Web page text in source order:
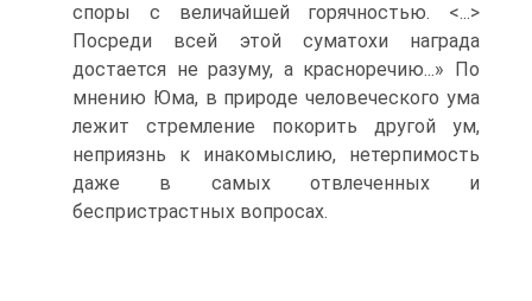
споры с величайшей горячностью. <...>
Посреди всей этой суматохи награда
достается не разуму, а красноречию...» По
мнению Юма, в природе человеческого ума
лежит стремление покорить другой ум,
неприязнь к инакомыслию, нетерпимость
даже в самых отвлеченных и
беспристрастных вопросах.